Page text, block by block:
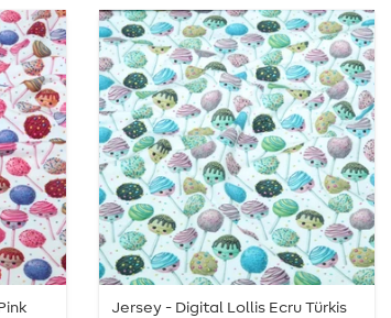
Jersey - Digital Lollis Ecru Türkis